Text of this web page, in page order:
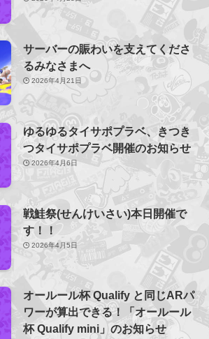
サーバーの賑わいを支えてくださ
るみなさまへ
2026年4月21日
ゆるゆるタイサポプラベ、きつき
つタイサポプラベ開催のお知らせ
2026年4月6日
戦鮭祭(せんけいさい)本日開催で
す！！
2026年4月5日
オールール杯 Qualify と同じARパ
ワーが算出できる！「オールール
杯 Qualify mini」のお知らせ